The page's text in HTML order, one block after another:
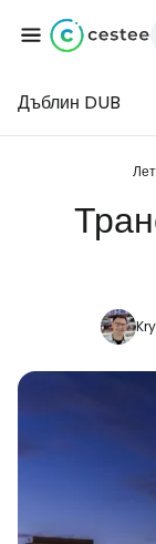
Дъблин DUB
...